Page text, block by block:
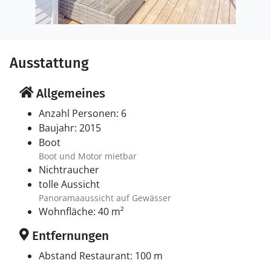
Ausstattung
Allgemeines
Anzahl Personen: 6
Baujahr: 2015
Boot
Boot und Motor mietbar
Nichtraucher
tolle Aussicht
Panoramaaussicht auf Gewässer
Wohnfläche: 40 m²
Entfernungen
Abstand Restaurant: 100 m